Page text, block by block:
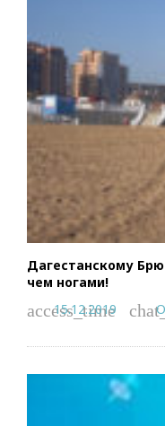
Дагестанскому
чем ногами!
access_time
15.12.2019